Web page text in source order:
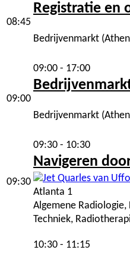
08:45
Registratie en
Bedrijvenmarkt
09:00
09:00 - 17:00
Bedrijvenmarkt
09:30
09:30 - 10:30
Navigeren
Atlanta 1
Algemene
Techniek,
10:30 - 11:15